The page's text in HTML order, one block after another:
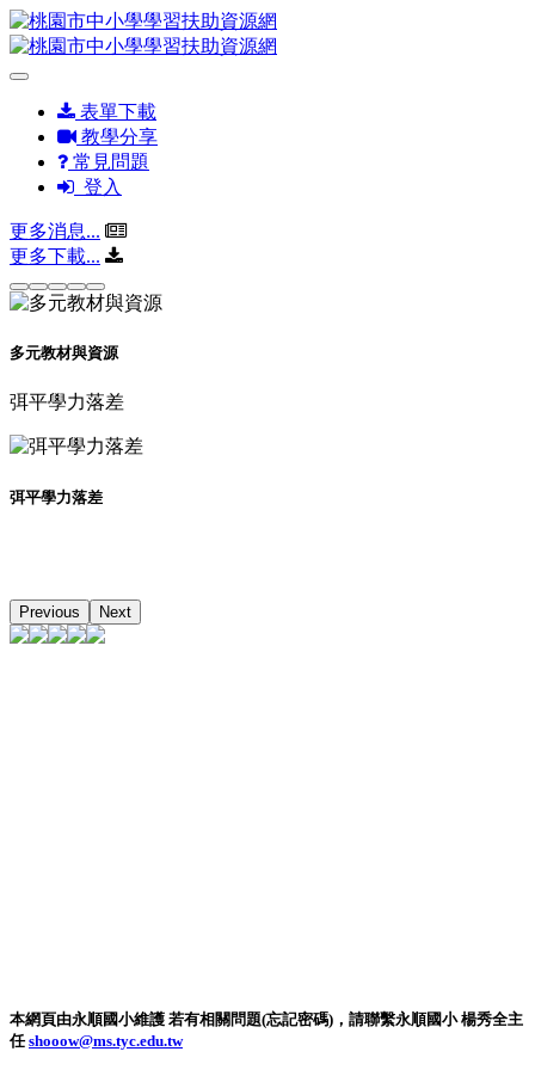
表單下載
教學分享
常見問題
登入
更多消息...
更多下載...
多元教材與資源
弭平學力落差
弭平學力落差
Previous Next
本網頁由永順國小維護 若有相關問題(忘記密碼)，請聯繫永順國小 楊秀全主
任shooow@ms.tyc.edu.tw